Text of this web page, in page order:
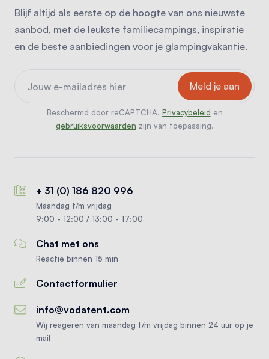
Blijf altijd als eerste op de hoogte van ons nieuwste
aanbod, met de leukste familiecampings, inspiratie
en de beste aanbiedingen voor je glampingvakantie.
Beschermd door reCAPTCHA. Privacybeleid en
gebruiksvoorwaarden zijn van toepassing.
+ 31 (0) 186 820 996
Maandag t/m vrijdag
9:00 - 12:00 / 13:00 - 17:00
Chat met ons
Reactie binnen 15 min
Contactformulier
info@vodatent.com
Wij reageren van maandag t/m vrijdag binnen 24 uur op je
mail